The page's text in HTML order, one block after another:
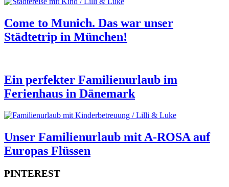
Come to Munich. Das war unser
Städtetrip in München!
Ein perfekter Familienurlaub im
Ferienhaus in Dänemark
Unser Familienurlaub mit A-ROSA auf
Europas Flüssen
PINTEREST